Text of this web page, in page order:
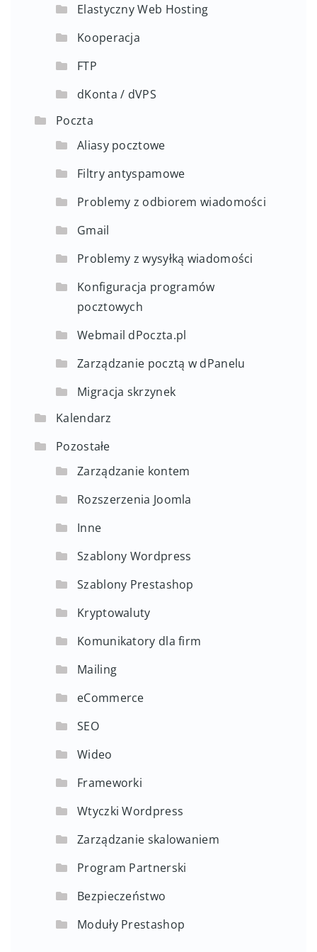
Elastyczny Web Hosting
Kooperacja
FTP
dKonta / dVPS
Poczta
Aliasy pocztowe
Filtry antyspamowe
Problemy z odbiorem wiadomości
Gmail
Problemy z wysyłką wiadomości
Konfiguracja programów
pocztowych
Webmail dPoczta.pl
Zarządzanie pocztą w dPanelu
Migracja skrzynek
Kalendarz
Pozostałe
Zarządzanie kontem
Rozszerzenia Joomla
Inne
Szablony Wordpress
Szablony Prestashop
Kryptowaluty
Komunikatory dla firm
Mailing
eCommerce
SEO
Wideo
Frameworki
Wtyczki Wordpress
Zarządzanie skalowaniem
Program Partnerski
Bezpieczeństwo
Moduły Prestashop